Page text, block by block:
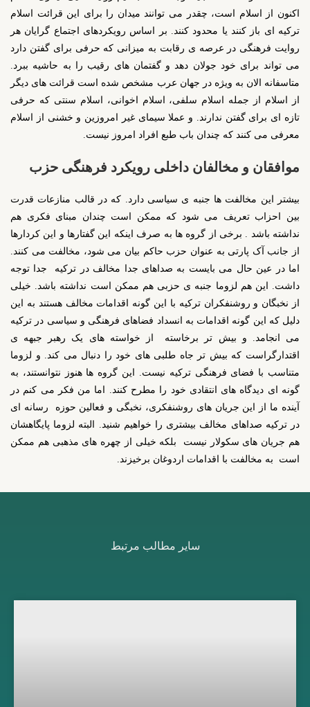
اکنون از اسلام است، چقدر می توانند میدان را برای این قرائت اسلام
ترکیه ای باز کنند یا محدود کنند. بر اساس رویکردهای اجتماع گرایان هر
روایت فرهنگی در عرصه ی رقابت به میزانی که حرفی برای گفتن دارد
می تواند برای خود جولان دهد و گفتمان های رقیب را به حاشیه ببرد.
متاسفانه الان به ویژه در جهان عرب مشخص شده است قرائت های دیگر
از اسلام از جمله اسلام سلفی، اسلام اخوانی، اسلام سنتی که حرفی
تازه ای برای گفتن ندارند. و عملا سیمای غیر امروزین و خشنی از اسلام
معرفی می کنند که چندان باب طبع افراد امروز نیست.
موافقان و مخالفان داخلی رویکرد فرهنگی حزب
بیشتر این مخالفت ها جنبه ی سیاسی دارد. که در قالب منازعات قدرت
بین احزاب تعریف می شود که ممکن است چندان مبنای فکری هم
نداشته باشد . برخی از گروه ها به صرف اینکه این گفتارها و این کردارها
از جانب آک پارتی به عنوان حزب حاکم بیان می شود، مخالفت می کنند.
اما در عین حال می بایست به صداهای جدا مخالف در ترکیه جدا توجه
داشت. این هم لزوما جنبه ی حزبی هم ممکن است نداشته باشد. خیلی
از نخبگان و روشنفکران ترکیه با این گونه اقدامات مخالف هستند به این
دلیل که این گونه اقدامات به انسداد فضاهای فرهنگی و سیاسی در ترکیه
می انجامد. و بیش تر برخاسته از خواسته های یک رهبر جبهه ی
اقتدارگراست که بیش تر جاه طلبی های خود را دنبال می کند. و لزوما
متناسب با فضای فرهنگی ترکیه نیست. این گروه ها هنوز نتوانستند، به
گونه ای دیدگاه های انتقادی خود را مطرح کنند. اما من فکر می کنم در
آینده ما از این جریان های روشنفکری، نخبگی و فعالین حوزه رسانه ای
در ترکیه صداهای مخالف بیشتری را خواهیم شنید. البته لزوما پایگاهشان
هم جریان های سکولار نیست بلکه خیلی از چهره های مذهبی هم ممکن
است به مخالفت با اقدامات اردوغان برخیزند.
سایر مطالب مرتبط